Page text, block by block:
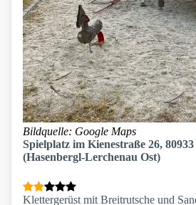
Bildquelle: Google Maps
Spielplatz im Kienestraße 26,
(Hasenbergl-Lerchenau Ost)
Klettergerüst mit Breitrutsche und